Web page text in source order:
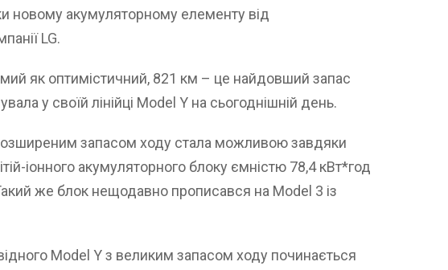
новому акумуляторному елементу від
LG.
як оптимістичний, 821 км – це найдовший запас
у своїй лінійці Model Y на сьогоднішній день.
запасом ходу стала можливою завдяки
іонного акумуляторного блоку ємністю 78,4 кВт*год
же блок нещодавно прописався на Model 3 із
Model Y з великим запасом ходу починається